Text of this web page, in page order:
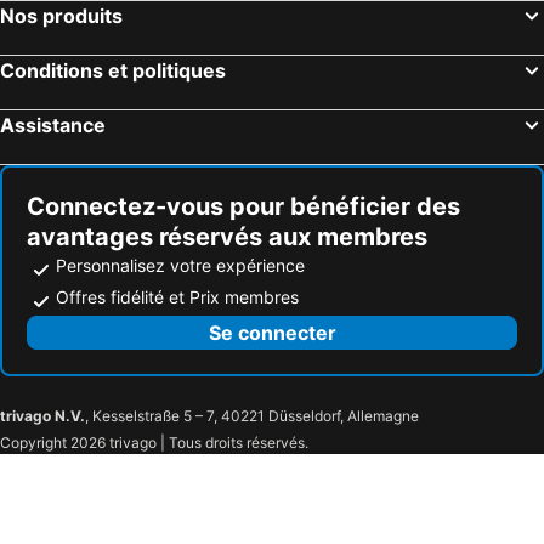
Nos produits
Conditions et politiques
Assistance
Connectez-vous pour bénéficier des
avantages réservés aux membres
Personnalisez votre expérience
Offres fidélité et Prix membres
Se connecter
trivago N.V., Kesselstraße 5 – 7, 40221 Düsseldorf, Allemagne
Copyright 2026 trivago | Tous droits réservés.